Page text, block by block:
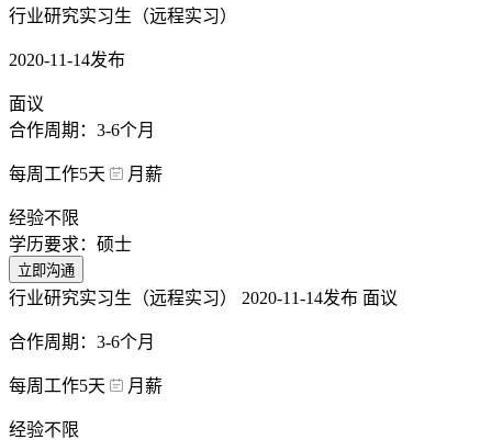
行业研究实习生（远程实习）
2020-11-14发布
面议
合作周期：3-6个月
每周工作5天 月薪
经验不限
学历要求：硕士
立即沟通
行业研究实习生（远程实习） 2020-11-14发布 面议
合作周期：3-6个月
每周工作5天 月薪
经验不限